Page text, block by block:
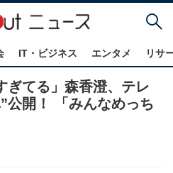
IT・ビジネス エンタメ リサ
ぎてる」森香澄、テレ
公開！ 「みんなめっち